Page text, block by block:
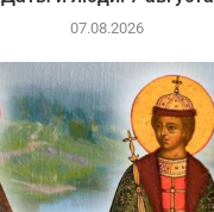
07.08.2026